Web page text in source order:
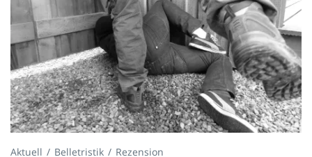
Aktuell Belletristik Rezension